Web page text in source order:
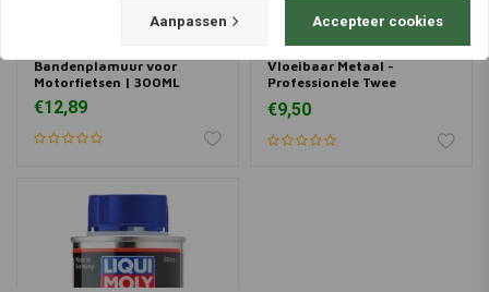
Bandenplamuur voor
Motorfietsen | 300ML
€12,89
LIQUI MOLY
Vloeibaar Metaal -
Professionele Twee
Componenten Epoxylijm |
25ML
€9,50
Aanpassen Accepteer cookies